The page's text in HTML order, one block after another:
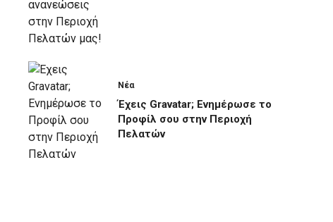
Νέα
Έχεις Gravatar; Ενημέρωσε το
Προφίλ σου στην Περιοχή
Πελατών